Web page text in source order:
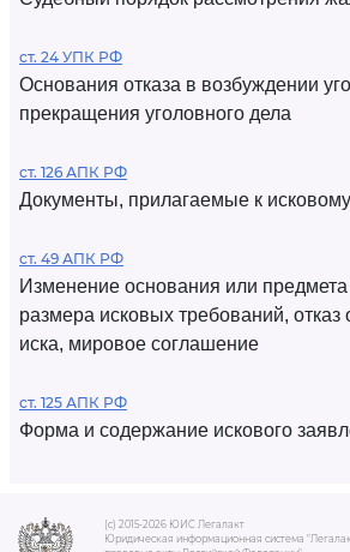
ст. 24 УПК РФ
Основания отказа в возбуждении
прекращения уголовного дела
ст. 126 АПК РФ
Документы, прилагаемые к
ст. 49 АПК РФ
Изменение основания или
размера исковых требований, отказ
иска, мировое соглашение
ст. 125 АПК РФ
Форма и содержание искового
(c) 2015-2026 ЮИС Легалакт
Юридическая информационная система